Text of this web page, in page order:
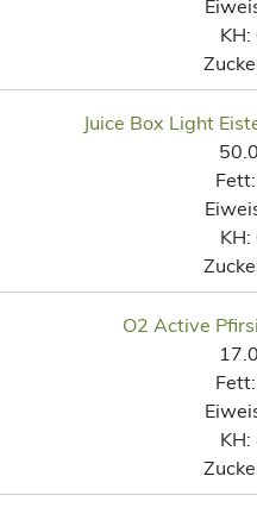
KH:
Juice Box Light
Fett:
KH:
O2 Active
Fett:
KH: